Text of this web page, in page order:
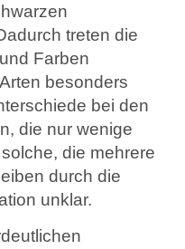
treten die
Farben
besonders
bei den
die nur wenige
die mehrere
durch die
unklar.